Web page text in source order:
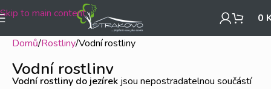
Skip to main content 0
Domů Rostliny Vodní rostliny
Vodní rostliny
Vodní rostliny do jezírek jsou nepostradatelnou součástí